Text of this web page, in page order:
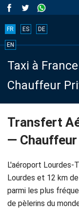
FR ES DE
EN
Taxi à
Chauffeur
Book
your
trip
now!
BOOK
Accueil
Transfert
— Chauffeur
L'aéroport Lourdes-
Lourdes et 12 km
parmi les plus
de pèlerins du